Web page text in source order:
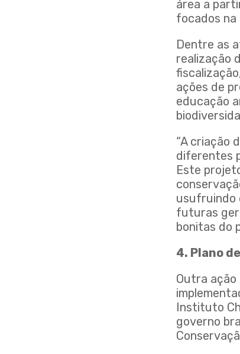
área a
focados na
Dentre as
realização
ações de
educação
“A criação
diferentes
Este
usufruindo
futuras
bonitas do
4. Plano
Outra ação
Instituto
governo